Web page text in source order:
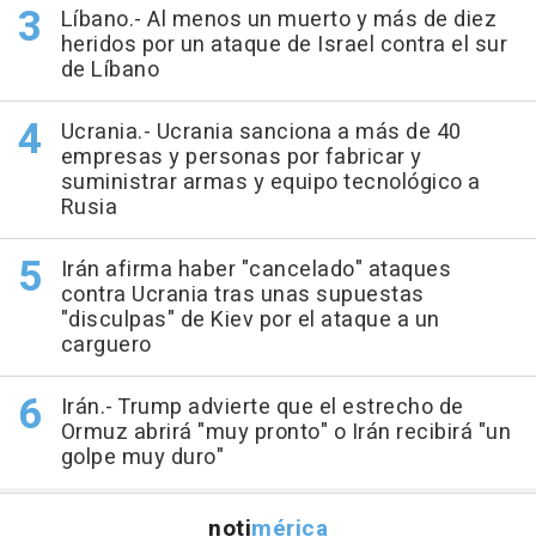
Líbano.- Al menos un muerto y más de diez
heridos por un ataque de Israel contra el sur
de Líbano
Ucrania.- Ucrania sanciona a más de 40
empresas y personas por fabricar y
suministrar armas y equipo tecnológico a
Rusia
Irán afirma haber "cancelado" ataques
contra Ucrania tras unas supuestas
"disculpas" de Kiev por el ataque a un
carguero
Irán.- Trump advierte que el estrecho de
Ormuz abrirá "muy pronto" o Irán recibirá "un
golpe muy duro"
notimérica